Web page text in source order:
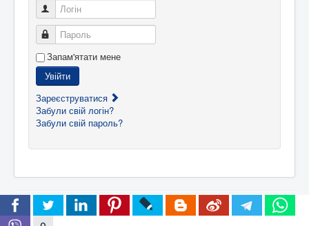
Логін
Пароль
Запам'ятати мене
Увійти
Зареєструватися
Забули свій логін?
Забули свій пароль?
Догори
© 2025 Нове життя